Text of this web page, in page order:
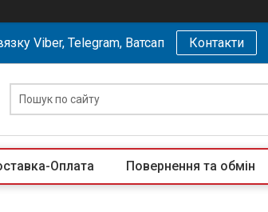
Viber, Telegram, Ватсап Контакти
Оплата Повернення та обмін